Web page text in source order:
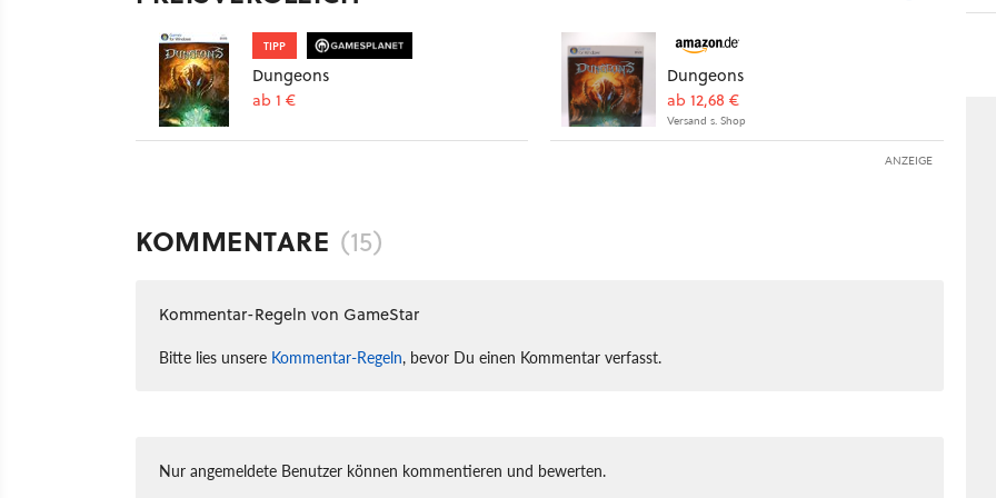
TIPP
Dungeons
ab 1 €
Dungeons
ab 12,68 €
Versand s. Shop
ANZEIGE
KOMMENTARE (15)
Kommentar-Regeln von GameStar
Bitte lies unsere Kommentar-Regeln, bevor Du einen Kommentar verfasst.
Nur angemeldete Benutzer können kommentieren und bewerten.